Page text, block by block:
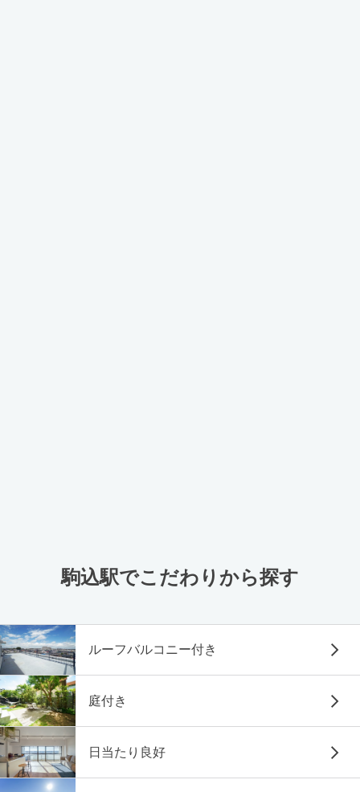
駒込駅でこだわりから探す
ルーフバルコニー付き
庭付き
日当たり良好